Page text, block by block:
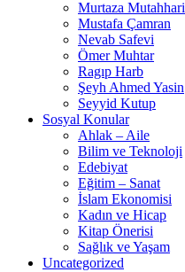
Murtaza Mutahhari
Mustafa Çamran
Nevab Safevi
Ömer Muhtar
Ragıp Harb
Şeyh Ahmed Yasin
Seyyid Kutup
Sosyal Konular
Ahlak – Aile
Bilim ve Teknoloji
Edebiyat
Eğitim – Sanat
İslam Ekonomisi
Kadın ve Hicap
Kitap Önerisi
Sağlık ve Yaşam
Uncategorized